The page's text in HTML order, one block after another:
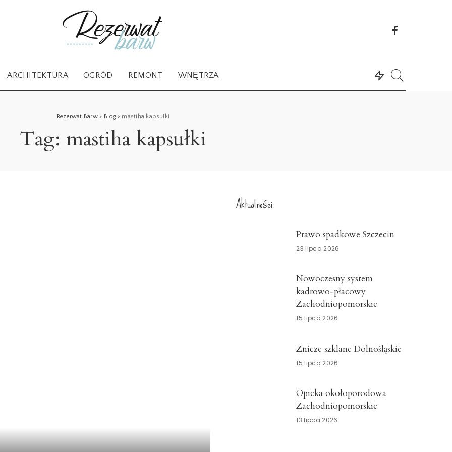
ARCHITEKTURA OGRÓD REMONT WNĘTRZA
Rezerwat Barw> Blog > mastiha kapsułki
Tag: mastiha kapsułki
Aktualności
Prawo spadkowe Szczecin
23 lipca 2026
Nowoczesny system
kadrowo-płacowy
Zachodniopomorskie
15 lipca 2026
Znicze szklane Dolnośląskie
15 lipca 2026
Opieka okołoporodowa
Zachodniopomorskie
13 lipca 2026